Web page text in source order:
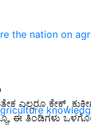
the nation on
ಎಲ್ಲರೂ ಕೇಕ್,
ಈ ತಿಂಡಿಗಳು